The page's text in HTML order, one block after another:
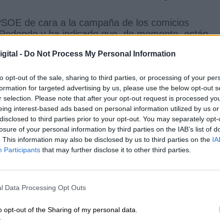
- Do Not Process My Personal Information
opt-out of the sale, sharing to third parties, or processing of your
for targeted advertising by us, please use the below opt-out
selection. Please note that after your opt-out request is processed
interest-based ads based on personal information utilized by us
to third parties prior to your opt-out. You may separately
of your personal information by third parties on the IAB’s list of
This information may also be disclosed by us to third parties on the
Participants that may further disclose it to other third parties.
Data Processing Opt Outs
opt-out of the Sharing of my personal data.
de cara a la campaña de los comicios
y ha indicado que, de momento, están
y que no se puede “aventurar nada”.
para disolver las Cortes está solo en manos
modo, ha recalcado que no tiene dudas de que
y queconvocará elecciones
y nunca a presión ni remolque de
que se están desarrollando desde su
a SEPES 21,5 millonesde euros que
A esta medida, ha recordado Ábalos, se
y financiadas en el marco del Plan Estatal de
en marcha casi un tercio del Plan 20.000